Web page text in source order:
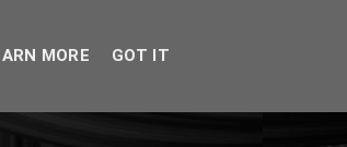
MORE GOT IT